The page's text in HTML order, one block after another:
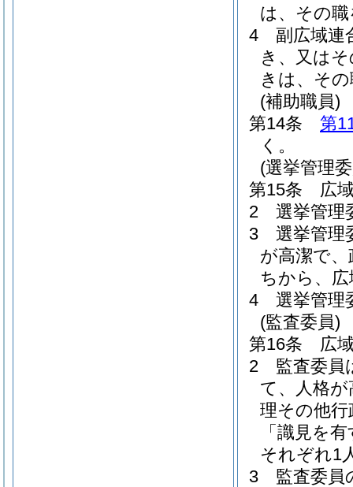
は、その
4
副広域連
き、又は
きは、そ
(補助職員)
第14条
第
く。
(選挙管理
第15条
広
2
選挙管理
3
選挙管理
が高潔で
ちから、
4
選挙管理
(監査委員)
第16条
広
2
監査委員
て、人格
理その他
「識見を
それぞれ1
3
監査委員